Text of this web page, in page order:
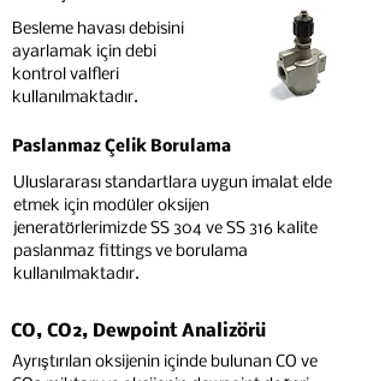
Besleme havası debisini
ayarlamak için debi
kontrol valfleri
kullanılmaktadır.
Paslanmaz Çelik Borulama
Uluslararası standartlara uygun imalat elde
etmek için modüler oksijen
jeneratörlerimizde SS 304 ve SS 316 kalite
paslanmaz fittings ve borulama
kullanılmaktadır.
CO, CO2, Dewpoint Analizörü
Ayrıştırılan oksijenin içinde bulunan CO ve